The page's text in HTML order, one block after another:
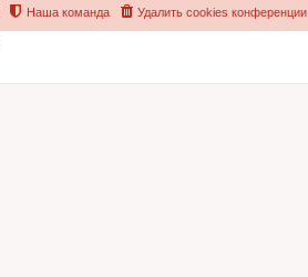
Удалить cookies конференции
Наша команда